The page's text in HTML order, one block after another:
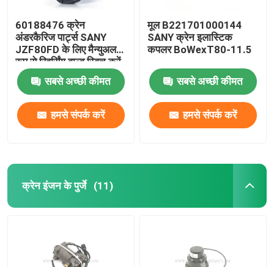
60188476 क्रेन
अंडरकैरिज पार्ट्स SANY
JZF80FD के लिए मैन्युअल
रूप से रिवर्सिंग वाल्व स्विच करें
सबसे अच्छी कीमत
हमसे संपर्क करें
मूल B221701000144
SANY क्रेन इलास्टिक
कपलर BoWexT80-11.5
सबसे अच्छी कीमत
हमसे संपर्क करें
क्रेन इंजन के पुर्जे (11)